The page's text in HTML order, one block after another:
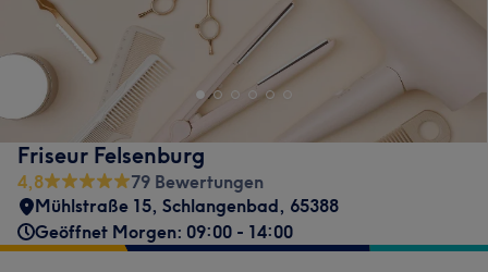
Friseur Felsenburg
4,8
79 Bewertungen
Mühlstraße 15, Schlangenbad, 65388
Geöffnet Morgen: 09:00 - 14:00